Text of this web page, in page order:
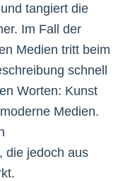
tangiert die
Im Fall der
Medien tritt beim
schnell
Worten: Kunst
Medien.
die jedoch aus